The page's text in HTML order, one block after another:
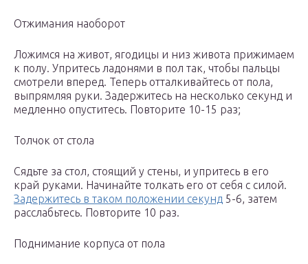
Отжимания наоборот
Ложимся на живот, ягодицы и низ живота прижимаем
к полу. Упритесь ладонями в пол так, чтобы пальцы
смотрели вперед. Теперь отталкивайтесь от пола,
выпрямляя руки. Задержитесь на несколько секунд и
медленно опуститесь. Повторите 10-15 раз;
Толчок от стола
Сядьте за стол, стоящий у стены, и упритесь в его
край руками. Начинайте толкать его от себя с силой.
Задержитесь в таком положении секунд 5-6, затем
расслабьтесь. Повторите 10 раз.
Поднимание корпуса от пола